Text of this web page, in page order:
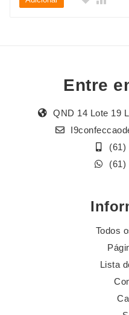
Entre
QND 14 Lote 19
(61)
(61)
Todos
Lista